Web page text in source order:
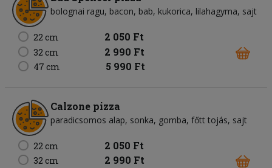
bolognai ragu bacon bab kukorica lilahagyma sajt
22 cm 2 050 Ft
32 cm 2 990 Ft
47 cm 5 990 Ft
Calzone pizza
paradicsomos alap sonka gomba főtt tojás sajt
22 cm 2 050 Ft
32 cm 2 990 Ft